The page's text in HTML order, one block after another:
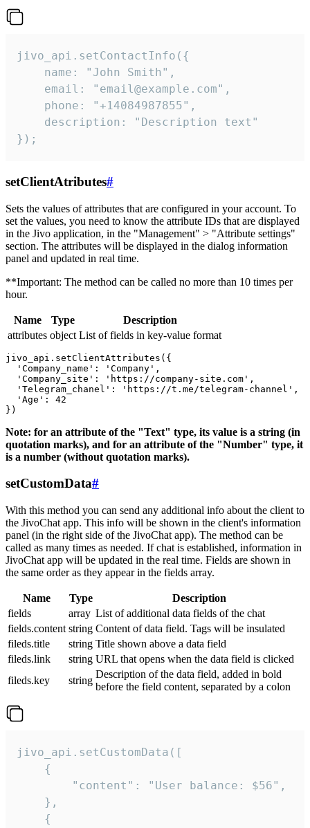
jivo_api.setContactInfo({
    name: "John Smith",
    email: "email@example.com",
    phone: "+14084987855",
    description: "Description text"
});
setClientAtributes#
Sets the values ​​of attributes that are configured in your account. To
set the values, you need to know the attribute IDs that are displayed
in the Jivo application, in the "Management" > "Attribute settings"
section. The attributes will be displayed in the dialog information
panel and updated in real time.
**Important: The method can be called no more than 10 times per
hour.
Name Type
Description
attributes object List of fields in key-value format
jivo_api.setClientAttributes({
  'Company_name': 'Company',
  'Company_site': 'https://company-site.com',
  'Telegram_chanel': 'https://t.me/telegram-channel',
  'Age': 42
Note: for an attribute of the "Text" type, its value is a string (in
quotation marks), and for an attribute of the "Number" type, it
is a number (without quotation marks).
setCustomData#
With this method you can send any additional info about the client to
the JivoChat app. This info will be shown in the client's information
panel (in the right side of the JivoChat app). The method can be
called as many times as needed. If chat is established, information in
JivoChat app will be updated in the real time. Fields are shown in
the same order as they appear in the fields array.
Name Type
Description
fields
array List of additional data fields of the chat
fields.content string Content of data field. Tags will be insulated
fileds.title
string Title shown above a data field
fileds.link
string URL that opens when the data field is clicked
fileds.key
string
Description of the data field, added in bold
before the field content, separated by a colon
jivo_api.setCustomData([
    {
        "content": "User balance: $56",
    },
    {